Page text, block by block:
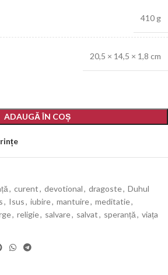
410 g
20,5 × 14,5 × 1,8 cm
ADAUGĂ ÎN COȘ
, curent, devotional, dragoste, Duhul
, Isus, iubire, mantuire, meditatie,
, religie, salvare, salvat, speranță, viața